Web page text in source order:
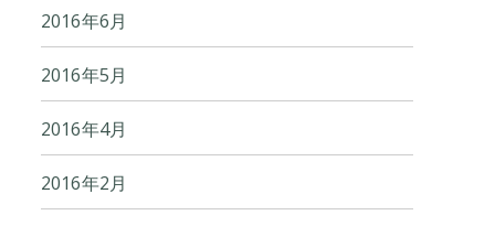
2016年6月
2016年5月
2016年4月
2016年2月